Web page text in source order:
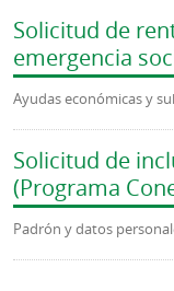
Solicitud de
emergencia
Ayudas económicas y
Solicitud de
(Programa
Padrón y datos